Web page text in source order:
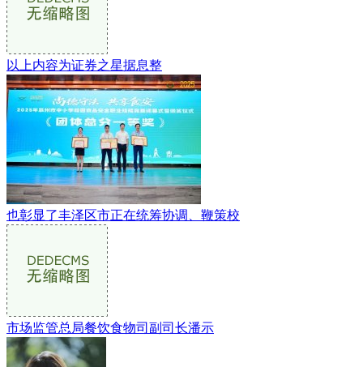
以上内容为证券之星据息整
也彰显了丰泽区市正在统筹协调、鞭策校
市场监管总局餐饮食物司副司长潘示